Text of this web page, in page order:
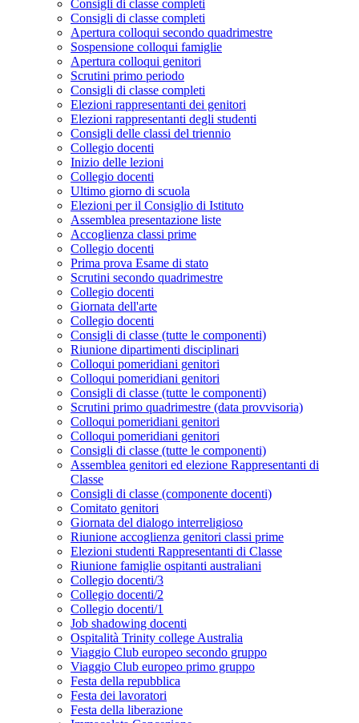
Consigli di classe completi
Consigli di classe completi
Apertura colloqui secondo quadrimestre
Sospensione colloqui famiglie
Apertura colloqui genitori
Scrutini primo periodo
Consigli di classe completi
Elezioni rappresentanti dei genitori
Elezioni rappresentanti degli studenti
Consigli delle classi del triennio
Collegio docenti
Inizio delle lezioni
Collegio docenti
Ultimo giorno di scuola
Elezioni per il Consiglio di Istituto
Assemblea presentazione liste
Accoglienza classi prime
Collegio docenti
Prima prova Esame di stato
Scrutini secondo quadrimestre
Collegio docenti
Giornata dell'arte
Collegio docenti
Consigli di classe (tutte le componenti)
Riunione dipartimenti disciplinari
Colloqui pomeridiani genitori
Colloqui pomeridiani genitori
Consigli di classe (tutte le componenti)
Scrutini primo quadrimestre (data provvisoria)
Colloqui pomeridiani genitori
Colloqui pomeridiani genitori
Consigli di classe (tutte le componenti)
Assemblea genitori ed elezione Rappresentanti di
Classe
Consigli di classe (componente docenti)
Comitato genitori
Giornata del dialogo interreligioso
Riunione accoglienza genitori classi prime
Elezioni studenti Rappresentanti di Classe
Riunione famiglie ospitanti australiani
Collegio docenti/3
Collegio docenti/2
Collegio docenti/1
Job shadowing docenti
Ospitalità Trinity college Australia
Viaggio Club europeo secondo gruppo
Viaggio Club europeo primo gruppo
Festa della repubblica
Festa dei lavoratori
Festa della liberazione